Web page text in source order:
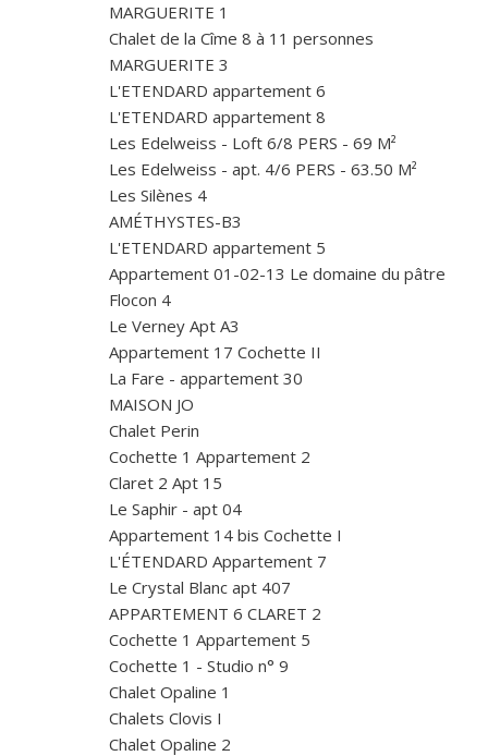
MARGUERITE 1
Chalet de la Cîme 8 à 11 personnes
MARGUERITE 3
L'ETENDARD appartement 6
L'ETENDARD appartement 8
Les Edelweiss - Loft 6/8 PERS - 69 M²
Les Edelweiss - apt. 4/6 PERS - 63.50 M²
Les Silènes 4
AMÉTHYSTES-B3
L'ETENDARD appartement 5
Appartement 01-02-13 Le domaine du pâtre
Flocon 4
Le Verney Apt A3
Appartement 17 Cochette II
La Fare - appartement 30
MAISON JO
Chalet Perin
Cochette 1 Appartement 2
Claret 2 Apt 15
Le Saphir - apt 04
Appartement 14 bis Cochette I
L'ÉTENDARD Appartement 7
Le Crystal Blanc apt 407
APPARTEMENT 6 CLARET 2
Cochette 1 Appartement 5
Cochette 1 - Studio n° 9
Chalet Opaline 1
Chalets Clovis I
Chalet Opaline 2